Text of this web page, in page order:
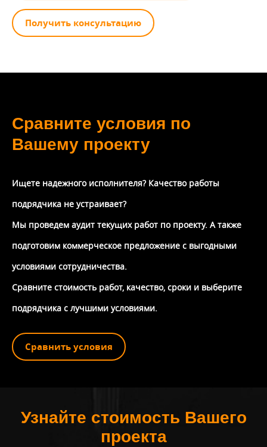
Получить консультацию
Сравните условия по
Вашему проекту
Ищете надежного исполнителя? Качество работы
подрядчика не устраивает?
Мы проведем аудит текущих работ по проекту. А также
подготовим коммерческое предложение с выгодными
условиями сотрудничества.
Сравните стоимость работ, качество, сроки и выберите
подрядчика с лучшими условиями.
Сравнить условия
Узнайте стоимость Вашего
проекта